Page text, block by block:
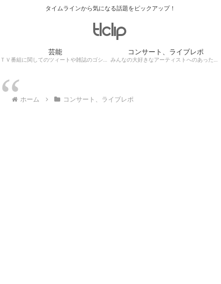
タイムラインから気になる話題をピックアップ！
芸能
ＴＶ番組に関してのツィートや雑誌のゴシップ記事、芸能人目撃情報・ロケ現場遭遇・・・
コンサート、ライブレポ
みんなの大好きなアーティストへのあったかぁ～い思いをツイッターレポートに保存！
ホーム コンサート、ライブレポ